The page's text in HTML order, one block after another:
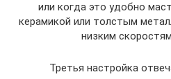
или когда это удобно
керамикой или толстым
низким
Третья настройка